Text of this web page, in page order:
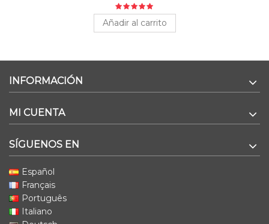
Añadir al carrito
INFORMACIÓN
MI CUENTA
SÍGUENOS EN
Español
Français
Português
Italiano